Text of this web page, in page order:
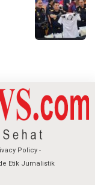
Policy
Etik Jurnalistik